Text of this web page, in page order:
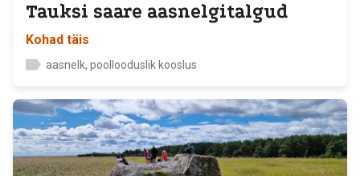
Tauksi saare aasnelgitalgud
Kohad täis
aasnelk, poollooduslik kooslus